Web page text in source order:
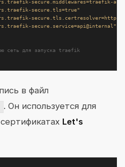
secure.middlewares=traefik-
secure.tls=true"
secure.tls.certresolver=http"
secure.service=api@internal"
сеть для запуска traefik
в файл
. Он используется для
Let's